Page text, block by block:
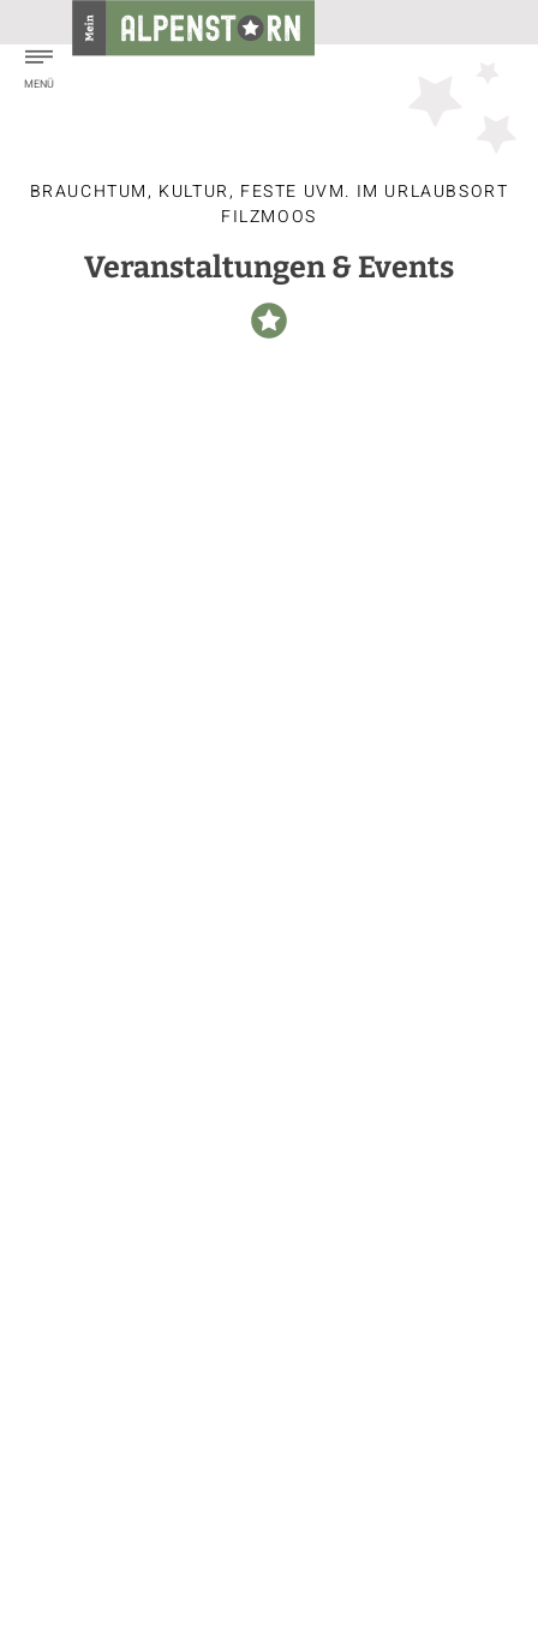
BRAUCHTUM, KULTUR, FESTE UVM. IM URLAUBSORT
FILZMOOS
Veranstaltungen & Events